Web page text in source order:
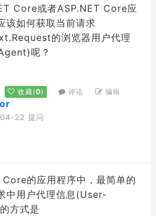
Core或者ASP.NET Core应
该如何获取当前请求
的浏览器用户代理
呢？
收藏(0) 评论 编辑
22 提问
的应用程序中，最简单的
中用户代理信息(User-
方式是